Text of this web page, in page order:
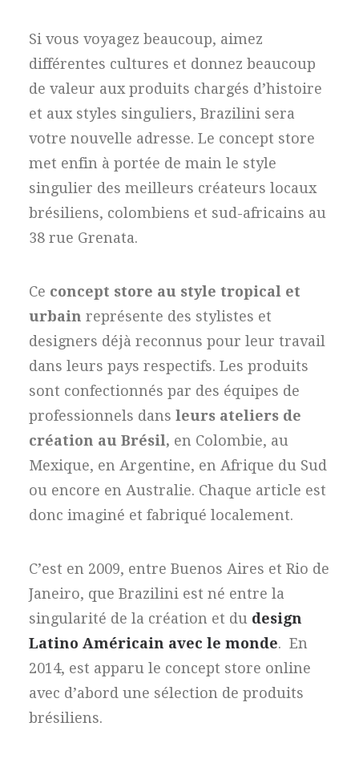
Si vous voyagez beaucoup, aimez
différentes cultures et donnez beaucoup
de valeur aux produits chargés d’histoire
et aux styles singuliers, Brazilini sera
votre nouvelle adresse. Le concept store
met enfin à portée de main le style
singulier des meilleurs créateurs locaux
brésiliens, colombiens et sud-africains au
38 rue Grenata.
Ce concept store au style tropical et
urbain représente des stylistes et
designers déjà reconnus pour leur travail
dans leurs pays respectifs. Les produits
sont confectionnés par des équipes de
professionnels dans leurs ateliers de
création au Brésil, en Colombie, au
Mexique, en Argentine, en Afrique du Sud
ou encore en Australie. Chaque article est
donc imaginé et fabriqué localement.
C’est en 2009, entre Buenos Aires et Rio de
Janeiro, que Brazilini est né entre la
singularité de la création et du design
Latino Américain avec le monde. En
2014, est apparu le concept store online
avec d’abord une sélection de produits
brésiliens.